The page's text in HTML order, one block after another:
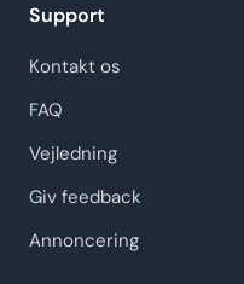
Support
Kontakt os
FAQ
Vejledning
Giv feedback
Annoncering